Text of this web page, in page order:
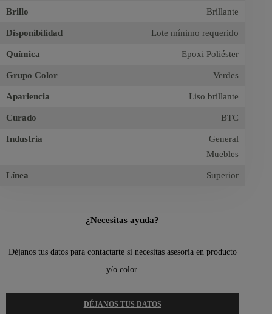
Brillo Brillante
Disponibilidad Lote mínimo requerido
Química Epoxi Poliéster
Grupo Color Verdes
Apariencia Liso brillante
Curado BTC
Industria
General
Muebles
Línea Superior
¿Necesitas ayuda?
Déjanos tus datos para contactarte si necesitas asesoría en producto
y/o color.
DÉJANOS TUS DATOS